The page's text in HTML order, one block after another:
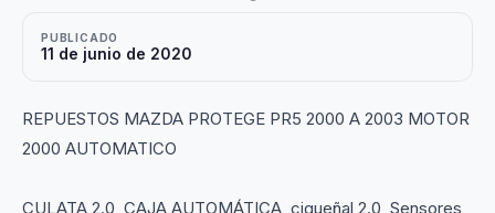
PUBLICADO
11 de junio de 2020
REPUESTOS MAZDA PROTEGE PR5 2000 A 2003 MOTOR
2000 AUTOMATICO
CULATA 2.0, CAJA AUTOMÁTICA, cigueñal 2.0, Sensores,